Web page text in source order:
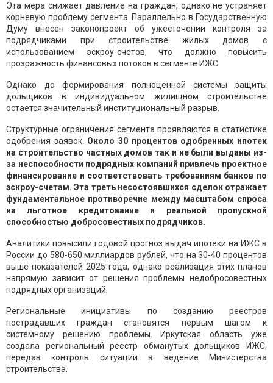
Эта мера снижает давление на граждан, однако не устраняет
корневую проблему сегмента. Параллельно в Государственную
Думу внесен законопроект об ужесточении контроля за
подрядчиками при строительстве жилых домов с
использованием эскроу-счетов, что должно повысить
прозражность финансовых потоков в сегменте ИЖС.
Однако до формирования полноценной системы защиты
дольщиков в индивидуальном жилищном строительстве
остается значительный институциональный разрыв.
Структурные ограничения сегмента проявляются в статистике
одобрения заявок. Около 30 процентов одобренных ипотек
на строительство частных домов так и не были выданы из-
за неспособности подрядных компаний привлечь проектное
финансирование и соответствовать требованиям банков по
эскроу-счетам. Эта треть несостоявшихся сделок отражает
фундаментальное противоречие между масштабом спроса
на льготное кредитование и реальной пропускной
способностью добросовестных подрядчиков.
Аналитики повысили годовой прогноз выдач ипотеки на ИЖС в
России до 580-650 миллиардов рублей, что на 30-40 процентов
выше показателей 2025 года, однако реализация этих планов
напрямую зависит от решения проблемы недобросовестных
подрядных организаций.
Региональные инициативы по созданию реестров
пострадавших граждан становятся первым шагом к
системному решению проблемы. Иркутская область уже
создала региональный реестр обманутых дольщиков ИЖС,
передав контроль ситуации в ведение Министерства
строительства.